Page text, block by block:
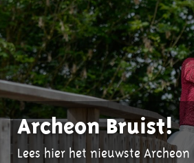
Archeon Bruist!
Lees hier het nieuwste Archeon